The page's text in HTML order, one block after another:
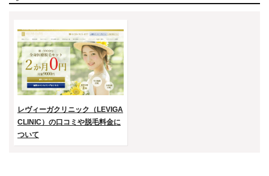
レヴィーガクリニック（LEVIGA
CLINIC）の口コミや脱毛料金に
ついて